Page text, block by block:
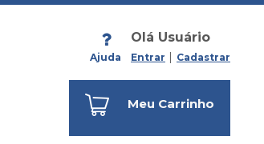
Ajuda
Olá Usuário
Entrar Cadastrar
Meu Carrinho